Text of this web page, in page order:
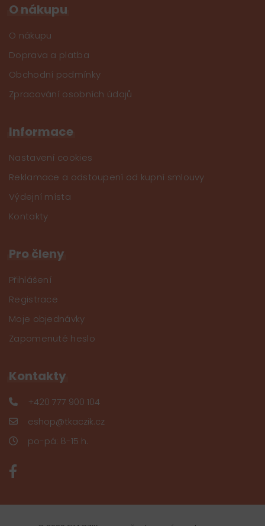
O nákupu
O nákupu
Doprava a platba
Obchodní podmínky
Zpracování osobních údajů
Informace
Nastavení cookies
Reklamace a odstoupení od kupní smlouvy
Výdejní místa
Kontakty
Pro členy
Přihlášení
Registrace
Moje objednávky
Zapomenuté heslo
Kontakty
+420 777 900 104
eshop@tkaczik.cz
po-pá: 8-15 h.